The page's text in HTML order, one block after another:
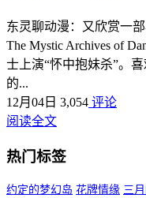
东灵聊动漫：又欣赏一
The Mystic Archives of
士上演“怀中抱妹杀”。
的...
12月04日 3,054 评论
阅读全文
热门标签
约定的梦幻岛 花牌情缘 三